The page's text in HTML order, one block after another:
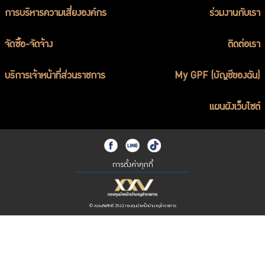
การบริหารความเสี่ยงองค์กร ร่วมงานกับเรา
จัดซื้อ-จัดจ้าง ติดต่อเรา
บริการเจ้าหน้าที่ส่วนราชการ My GPF (บัญชีของฉัน)
แผนผังเว็บไซต์
การตั้งค่าคุกกี้
© สงวนลิขสิทธิ์ 2562 กองทุนบำเหน็จบำนาญข้าราชการ